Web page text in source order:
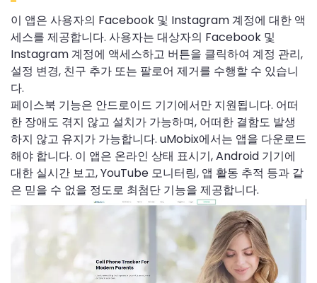
이 앱은 사용자의 Facebook 및 Instagram 계정에 대한 액
세스를 제공합니다. 사용자는 대상자의 Facebook 및
Instagram 계정에 액세스하고 버튼을 클릭하여 계정 관리,
설정 변경, 친구 추가 또는 팔로어 제거를 수행할 수 있습니
다.
페이스북 기능은 안드로이드 기기에서만 지원됩니다. 어떠
한 장애도 겪지 않고 설치가 가능하며, 어떠한 결함도 발생
하지 않고 유지가 가능합니다. uMobix에서는 앱을 다운로드
해야 합니다. 이 앱은 온라인 상태 표시기, Android 기기에
대한 실시간 보고, YouTube 모니터링, 앱 활동 추적 등과 같
은 믿을 수 없을 정도로 최첨단 기능을 제공합니다.